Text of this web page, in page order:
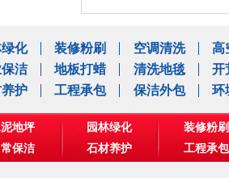
绿化 装修粉刷 空调清洗
高
洁 地板打蜡 清洗地毯
开
护 工程承包 保洁外包 环
地坪 园林绿化
装修粉刷
常保洁 石材养护
工程承包